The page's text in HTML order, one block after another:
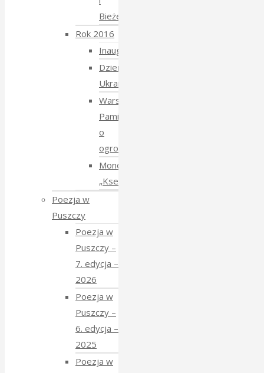
Bieżeństwo
Rok 2016
Inauguracja
Dzień
Ukraiński
Warsztaty:
Pamiętajmy
o
ogrodach
Monodram
„Ksenia”
Poezja w
Puszczy
Poezja w
Puszczy –
7. edycja –
2026
Poezja w
Puszczy –
6. edycja –
2025
Poezja w